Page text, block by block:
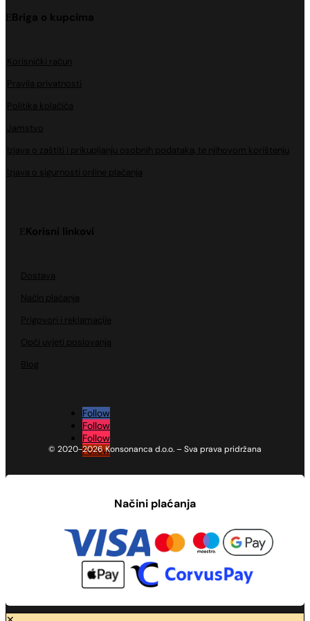
Briga o kupcima
Korisnički račun
Pravila privatnosti
Politika kolačića
Jamstvo
Izjava o zaštiti i prikupljanju osobnih podataka, te njihovom korištenju
Izjava o sigurnosti online plaćanja
Korisni linkovi
Dostava
Način plaćanja
Prigovori i reklamacije
Opći uvjeti poslovanja
Blog
Follow
Follow
Follow
Follow
© 2020-2026 Konsonanca d.o.o. – Sva prava pridržana
Načini plaćanja